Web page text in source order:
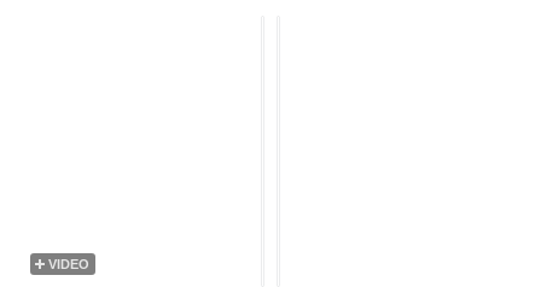
VIDEO